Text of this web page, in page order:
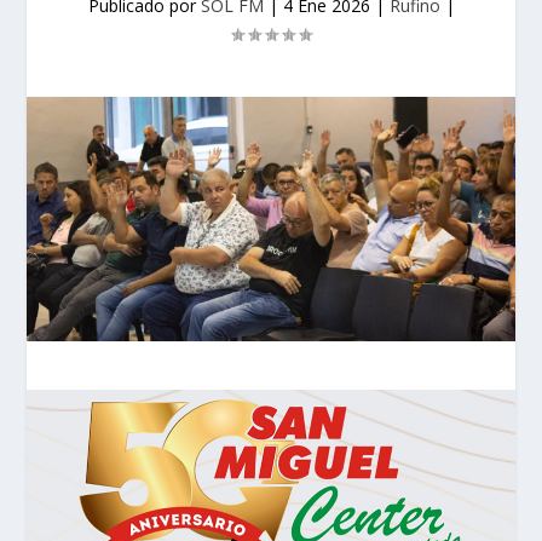
Publicado porSOL FM | 4 Ene 2026 | Rufino |